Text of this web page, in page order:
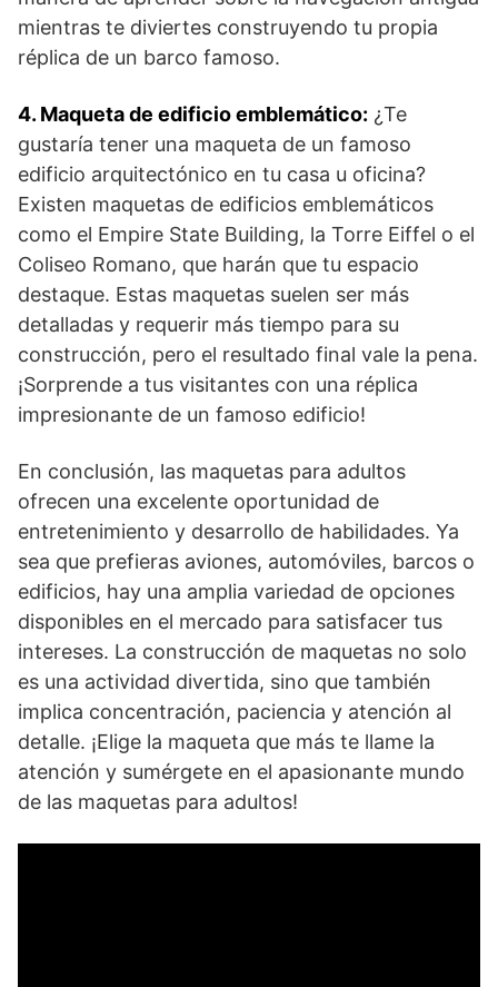
mientras te diviertes construyendo tu propia
réplica⁤ de⁣ un barco famoso.
4. ​Maqueta de ‍edificio‌ emblemático: ¿Te
gustaría tener una maqueta de un famoso
edificio arquitectónico en tu casa​ u⁣ oficina?​
Existen maquetas ​de edificios emblemáticos
como el Empire State Building, la Torre Eiffel o el
Coliseo Romano, que harán que tu espacio
destaque. Estas ⁤maquetas suelen ser más⁤
detalladas y requerir más‌ tiempo para su
construcción, pero el resultado final vale‌ la pena.⁤
¡Sorprende a tus‌ visitantes con una ⁣réplica​
impresionante de un ⁤famoso edificio!
En ​conclusión, las maquetas para ​adultos
ofrecen una excelente oportunidad de
entretenimiento⁢ y desarrollo de ‌habilidades. Ya⁣
sea que prefieras aviones, automóviles, barcos o
edificios, hay una amplia variedad de opciones
disponibles en ​el mercado para ​satisfacer tus
intereses. La construcción de maquetas no solo
es una actividad divertida, sino que también
⁣implica⁢ concentración, paciencia y atención al
detalle. ¡Elige la maqueta que más te llame ‌la
atención y sumérgete en el apasionante mundo ​
de las maquetas para adultos!